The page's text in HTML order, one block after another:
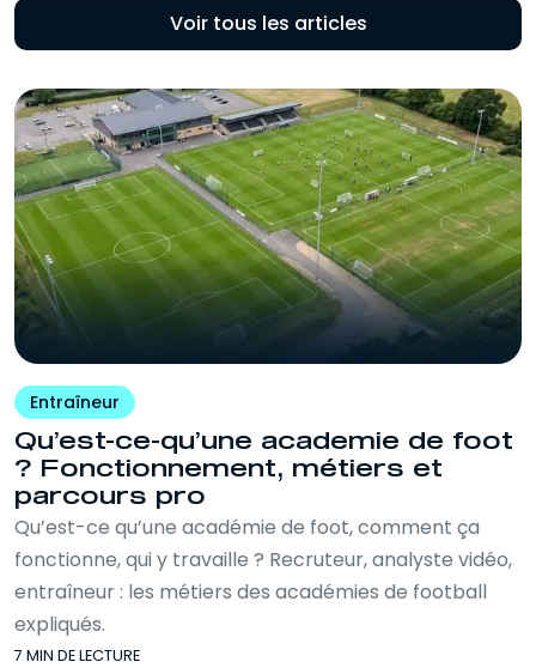
Voir tous les articles
Entraîneur
Qu’est-ce-qu’une academie de foot
? Fonctionnement, métiers et
parcours pro
Qu’est-ce qu’une académie de foot, comment ça
fonctionne, qui y travaille ? Recruteur, analyste vidéo,
entraîneur : les métiers des académies de football
expliqués.
7 MIN DE LECTURE